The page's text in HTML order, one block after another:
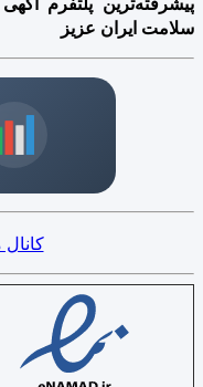
سلامت ایران عزیز